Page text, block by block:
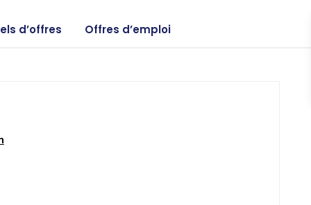
d’offres Offres d’emploi